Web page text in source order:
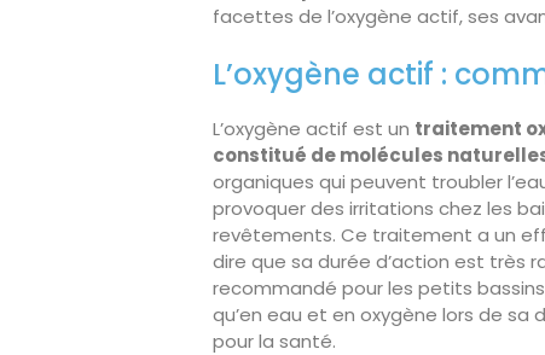
facettes de l’oxygène actif, ses
L’oxygène actif :
L’oxygène actif est un traitement
constitué de molécules
organiques qui peuvent troubler
provoquer des irritations chez les
revêtements. Ce traitement a un
dire que sa durée d’action est très
recommandé pour les petits
qu’en eau et en oxygène lors de sa
pour la santé.